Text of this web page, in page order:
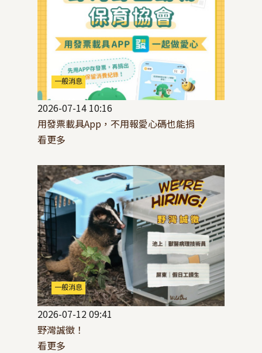
一般消息
2026-07-14 10:16
用發票載具App，不用報愛心碼也能捐
看更多
一般消息
2026-07-12 09:41
野灣誠徵！
看更多